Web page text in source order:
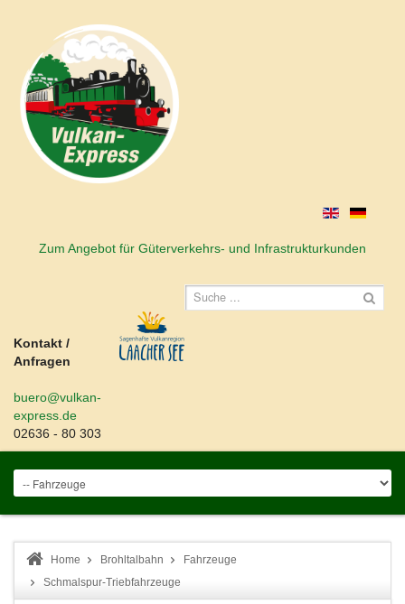
Zum Angebot für Güterverkehrs- und Infrastrukturkunden
Kontakt /
Anfragen
buero@vulkan-
express.de
02636 - 80 303
Home Brohltalbahn
Fahrzeuge
Schmalspur-Triebfahrzeuge